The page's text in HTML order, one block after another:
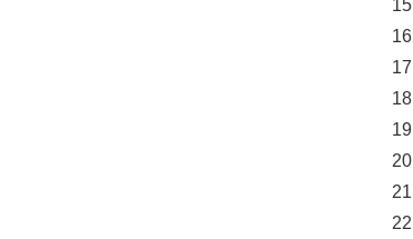
15
16
17
18
19
20
21
22